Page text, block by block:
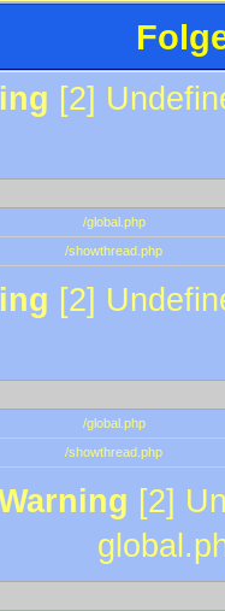
[2]
/global.php
/showthread.php
[2]
/global.php
/showthread.php
[2]